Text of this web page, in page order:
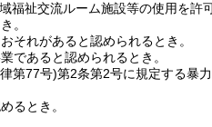
福祉交流ルーム施設等の使用を許
。
それがあると認められるとき。
であると認められるとき。
第77号)第2条第2号に規定する暴
るとき。